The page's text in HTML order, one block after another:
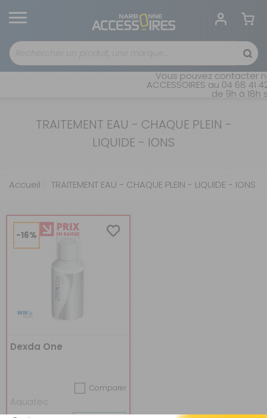
Vous pouvez contacter
ACCESSOIRES au 04 68
de 9h à 18h
TRAITEMENT EAU - CHAQUE PLEIN -
LIQUIDE - IONS
Accueil TRAITEMENT EAU - CHAQUE PLEIN - LIQUIDE - IONS
-16%
Dexda One
Comparer
Aquatec